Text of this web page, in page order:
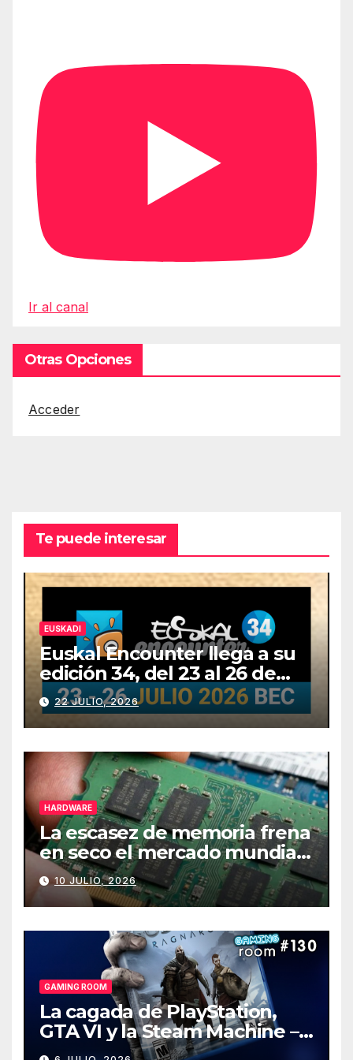
Ir al canal
Otras Opciones
Acceder
Te puede interesar
EUSKADI
Euskal Encounter llega a su
edición 34, del 23 al 26 de
julio
22 JULIO, 2026
HARDWARE
La escasez de memoria frena
en seco el mercado mundial
de PCs
10 JULIO, 2026
GAMING ROOM
La cagada de PlayStation,
GTA VI y la Steam Machine –
Gaming Room #130